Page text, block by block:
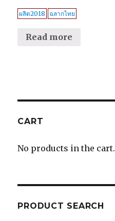
ผลิต2018 ฉลากไทย
Read more
CART
No products in the cart.
PRODUCT SEARCH